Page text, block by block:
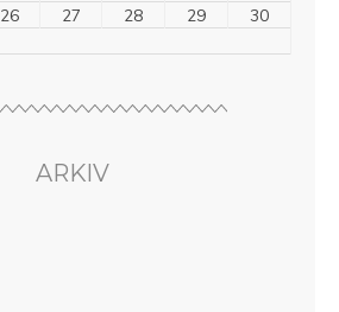
26 27 28 29
30
ARKIV